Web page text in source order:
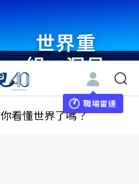
世界重
組・洞見
未來 與
世界領袖
職場雷達
你看懂世界了嗎？